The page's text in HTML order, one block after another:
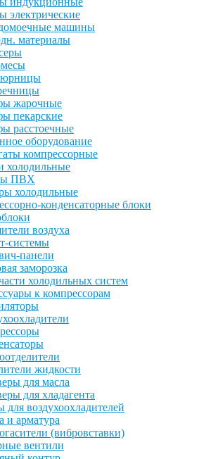
электрические
машины
материалы
жарочные
пекарские
расстоечные
оборудование
компрессорные
холодильные
ПВХ
холодильные
конденсаторные блоки
воздуха
системы
панели
заморозка
холодильных систем
к компрессорам
жидкости
для масла
для хладагента
воздухоохладителей
и арматура
(вибровставки)
вентили